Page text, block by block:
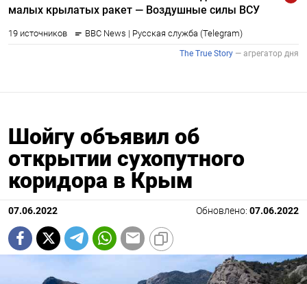
Шойгу объявил об
открытии сухопутного
коридора в Крым
07.06.2022 Обновлено: 07.06.2022